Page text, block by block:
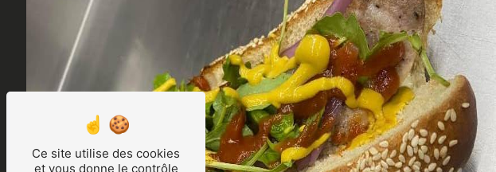
Ce site utilise des cookies
et vous donne le contrôle